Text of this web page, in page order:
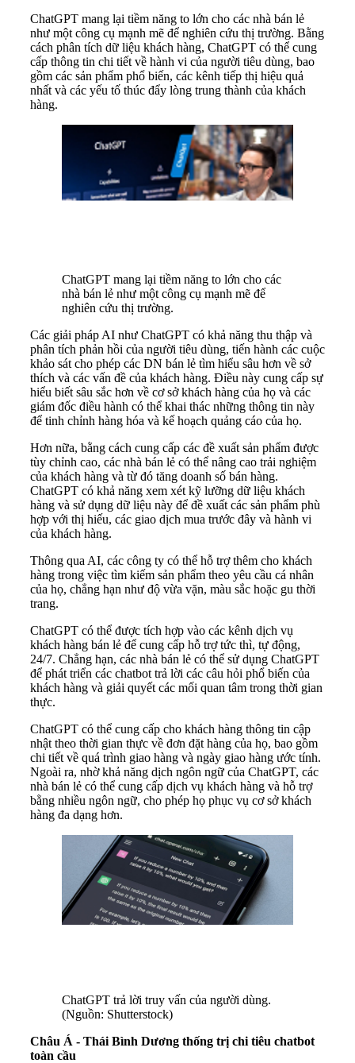
ChatGPT mang lại tiềm năng to lớn cho các nhà bán lẻ
như một công cụ mạnh mẽ để nghiên cứu thị trường. Bằng
cách phân tích dữ liệu khách hàng, ChatGPT có thể cung
cấp thông tin chi tiết về hành vi của người tiêu dùng, bao
gồm các sản phẩm phổ biến, các kênh tiếp thị hiệu quả
nhất và các yếu tố thúc đẩy lòng trung thành của khách
hàng.
ChatGPT mang lại tiềm năng to lớn cho các
nhà bán lẻ như một công cụ mạnh mẽ để
nghiên cứu thị trường.
Các giải pháp AI như ChatGPT có khả năng thu thập và
phân tích phản hồi của người tiêu dùng, tiến hành các cuộc
khảo sát cho phép các DN bán lẻ tìm hiểu sâu hơn về sở
thích và các vấn đề của khách hàng. Điều này cung cấp sự
hiểu biết sâu sắc hơn về cơ sở khách hàng của họ và các
giám đốc điều hành có thể khai thác những thông tin này
để tinh chỉnh hàng hóa và kế hoạch quảng cáo của họ.
Hơn nữa, bằng cách cung cấp các đề xuất sản phẩm được
tùy chỉnh cao, các nhà bán lẻ có thể nâng cao trải nghiệm
của khách hàng và từ đó tăng doanh số bán hàng.
ChatGPT có khả năng xem xét kỹ lưỡng dữ liệu khách
hàng và sử dụng dữ liệu này để đề xuất các sản phẩm phù
hợp với thị hiếu, các giao dịch mua trước đây và hành vi
của khách hàng.
Thông qua AI, các công ty có thể hỗ trợ thêm cho khách
hàng trong việc tìm kiếm sản phẩm theo yêu cầu cá nhân
của họ, chẳng hạn như độ vừa vặn, màu sắc hoặc gu thời
trang.
ChatGPT có thể được tích hợp vào các kênh dịch vụ
khách hàng bán lẻ để cung cấp hỗ trợ tức thì, tự động,
24/7. Chẳng hạn, các nhà bán lẻ có thể sử dụng ChatGPT
để phát triển các chatbot trả lời các câu hỏi phổ biến của
khách hàng và giải quyết các mối quan tâm trong thời gian
thực.
ChatGPT có thể cung cấp cho khách hàng thông tin cập
nhật theo thời gian thực về đơn đặt hàng của họ, bao gồm
chi tiết về quá trình giao hàng và ngày giao hàng ước tính.
Ngoài ra, nhờ khả năng dịch ngôn ngữ của ChatGPT, các
nhà bán lẻ có thể cung cấp dịch vụ khách hàng và hỗ trợ
bằng nhiều ngôn ngữ, cho phép họ phục vụ cơ sở khách
hàng đa dạng hơn.
ChatGPT trả lời truy vấn của người dùng.
(Nguồn: Shutterstock)
Châu Á - Thái Bình Dương thống trị chi tiêu chatbot
toàn cầu